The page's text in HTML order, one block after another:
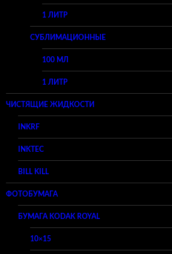
1 ЛИТР
СУБЛИМАЦИОННЫЕ
100 МЛ
1 ЛИТР
ЧИСТЯЩИЕ ЖИДКОСТИ
INKRF
INKTEC
BILL KILL
ФОТОБУМАГА
БУМАГА KODAK ROYAL
10×15